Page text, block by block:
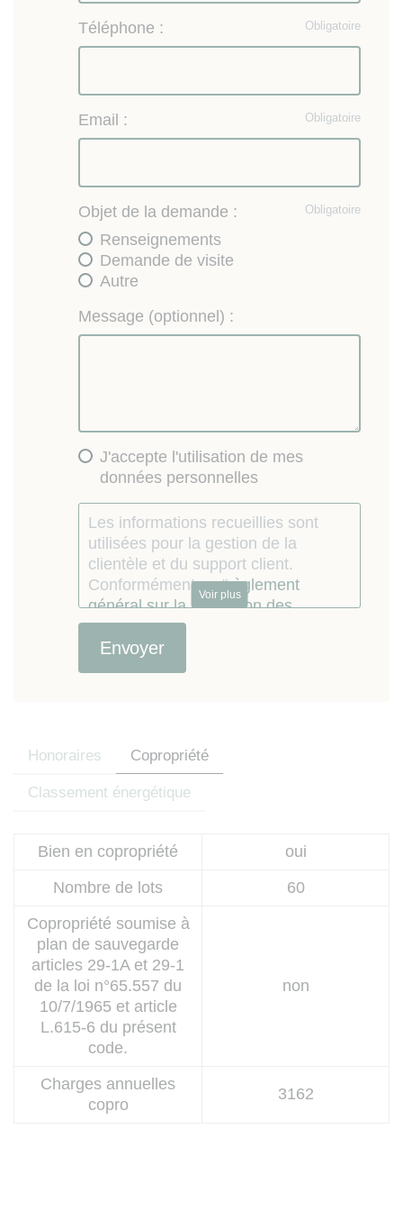
Obligatoire
Téléphone :
Obligatoire
Email :
Obligatoire
Objet de la demande :
Renseignements
Demande de visite
Autre
Message (optionnel) :
J'accepte l'utilisation de mes
données personnelles
Les informations recueillies sont
utilisées pour la gestion de la
clientèle et du support client.
Conformément au "règlement
général sur la protection des
données personnelles
pouvez exercer votre droit d'accès
aux données en contactant Lokizi
Le consommateur dont les
coordonnées téléphoniques ont étés
recueillies par le Mandataire à
s’inscrire sur la liste d’opposition au
en faveur des consommateurs par
les articles L. 223-1 à L. 223-7 du
Code de la consommation (site web
:www.bloctel.gouv.fr
Voir plus
Honoraires Copropriété
Classement énergétique
Bien en copropriété
oui
Nombre de lots
60
Copropriété soumise à
plan de sauvegarde
articles 29-1A et 29-1
de la loi n°65.557 du
10/7/1965 et article
L.615-6 du présent
code.
non
Charges annuelles
copro
3162